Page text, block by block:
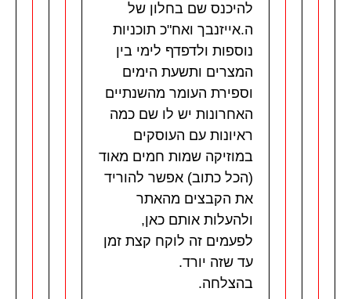
להיכנס שם בחלון של
ה.אייזנבך ואח"כ תוכניות
נוספות ולדפדף לימי בין
המצרים ותשעת הימים
וספירת העומר מהשנתיים
האחרונות יש לו שם כמה
ראיונות עם העוסקים
במוזיקה שמות חמים מאוד
(הכל כתוב) אפשר להוריד
את הקבצים מהאתר
ולהעלות אותם כאן,
לפעמים זה לוקח קצת זמן
עד שזה יורד.
בהצלחה.